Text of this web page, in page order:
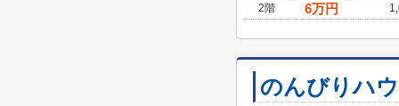
2階
6万円
のんびりハ